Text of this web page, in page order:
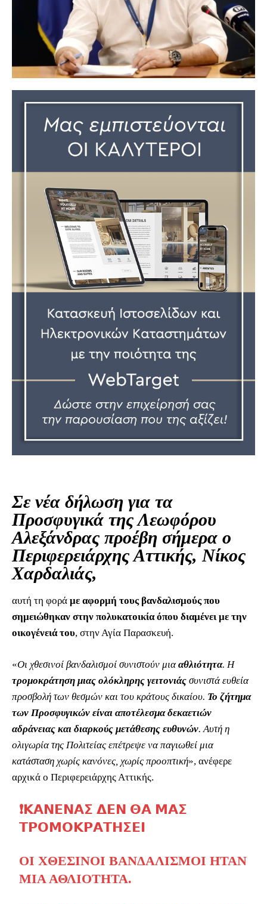
Σε νέα δήλωση για τα
Προσφυγικά της Λεωφόρου
Αλεξάνδρας προέβη σήμερα ο
Περιφερειάρχης Αττικής, Νίκος
Χαρδαλιάς,
αυτή τη φορά με αφορμή τους βανδαλισμούς που
σημειώθηκαν στην πολυκατοικία όπου διαμένει με την
οικογένειά του, στην Αγία Παρασκευή.
«Οι χθεσινοί βανδαλισμοί συνιστούν μια αθλιότητα. Η
τρομοκράτηση μιας ολόκληρης γειτονιάς συνιστά ευθεία
προσβολή των θεσμών και του κράτους δικαίου. Το ζήτημα
των Προσφυγικών είναι αποτέλεσμα δεκαετιών
αδράνειας και διαρκούς μετάθεσης ευθυνών. Αυτή η
ολιγωρία της Πολιτείας επέτρεψε να παγιωθεί μια
κατάσταση χωρίς κανόνες, χωρίς προοπτική», ανέφερε
αρχικά ο Περιφερειάρχης Αττικής.
❗️𝝟𝝖𝝢𝝚𝝢𝝖𝝨 𝝙𝝚𝝢 𝝝𝝖 𝝡𝝖𝝨
𝝩𝝦𝝤𝝡𝝤𝝟𝝦𝝖𝝩𝝜𝝨𝝚𝝞
ΟΙ ΧΘΕΣΙΝΟΊ ΒΑΝΔΑΛΙΣΜΟΊ ΉΤΑΝ
ΜΙΑ ΑΘΛΙΌΤΗΤΑ.